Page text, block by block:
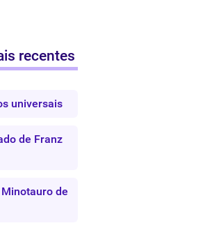
recentes
universais
de Franz
de